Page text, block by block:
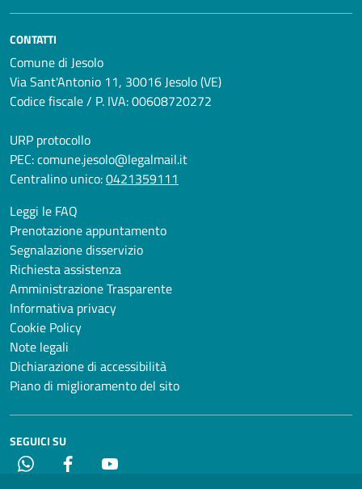
CONTATTI
Comune di Jesolo
Via Sant'Antonio 11, 30016 Jesolo (VE)
Codice fiscale / P. IVA: 00608720272
URP protocollo
PEC:comune.jesolo@legalmail.it
Centralino unico:0421359111
Leggi le FAQ
Prenotazione appuntamento
Segnalazione disservizio
Richiesta assistenza
Amministrazione Trasparente
Informativa privacy
Cookie Policy
Note legali
Dichiarazione di accessibilità
Piano di miglioramento del sito
SEGUICI SU
Whatsapp Facebook